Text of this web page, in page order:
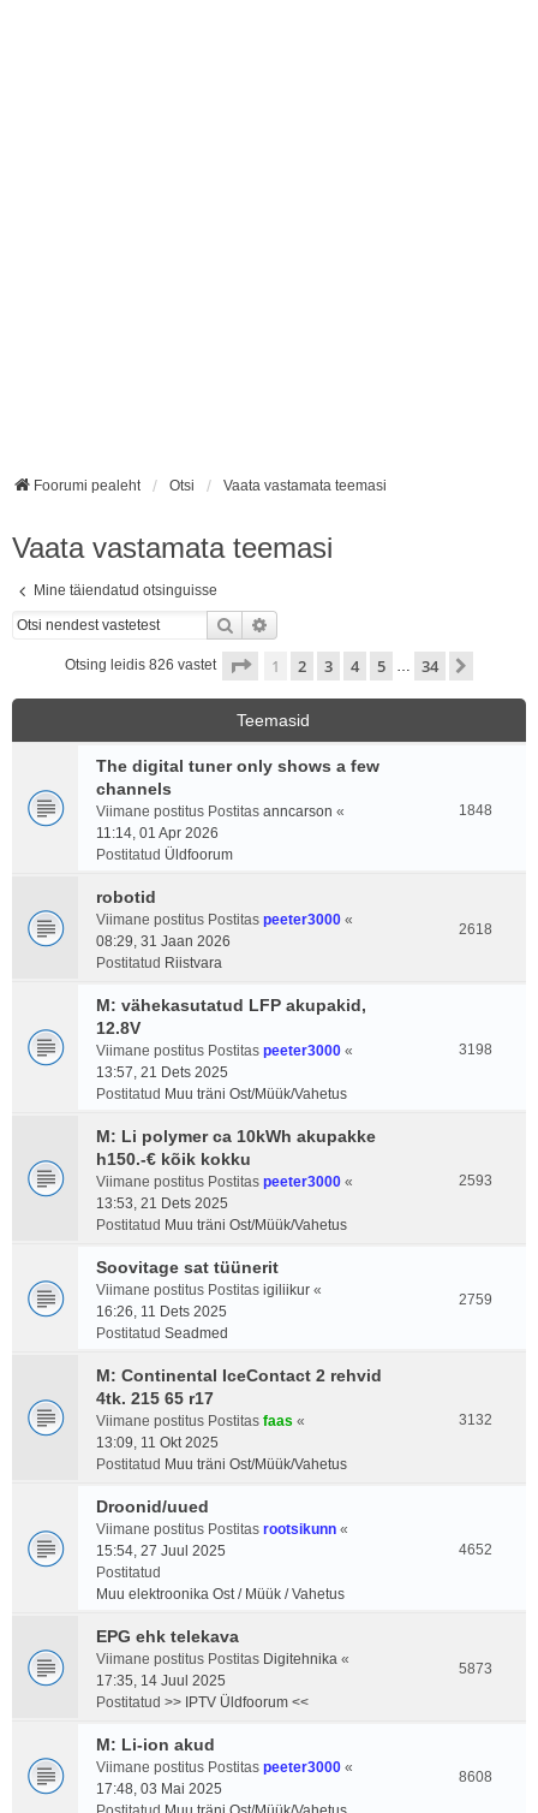
Foorumi pealeht Otsi Vaata vastamata teemasi
Vaata vastamata teemasi
Mine täiendatud otsinguisse
Otsi
Otsing leidis 826 vastet . leht34 -st
1 2 3 4 5 … 34
Teemasid
The digital tuner only shows a few
channels
Viimane postitus Postitas anncarson «
11:14, 01 Apr 2026
Postitatud Üldfoorum
1848
robotid
Viimane postitus Postitas peeter3000 «
08:29, 31 Jaan 2026
Postitatud Riistvara
2618
M: vähekasutatud LFP akupakid,
12.8V
Viimane postitus Postitas peeter3000 «
13:57, 21 Dets 2025
Postitatud Muu träni Ost/Müük/Vahetus
3198
M: Li polymer ca 10kWh akupakke
h150.-€ kõik kokku
Viimane postitus Postitas peeter3000 «
13:53, 21 Dets 2025
Postitatud Muu träni Ost/Müük/Vahetus
2593
Soovitage sat tüünerit
Viimane postitus Postitas igiliikur «
16:26, 11 Dets 2025
Postitatud Seadmed
2759
M: Continental IceContact 2 rehvid
4tk. 215 65 r17
Viimane postitus Postitas faas «
13:09, 11 Okt 2025
Postitatud Muu träni Ost/Müük/Vahetus
3132
Droonid/uued
Viimane postitus Postitas rootsikunn «
15:54, 27 Juul 2025
Postitatud
Muu elektroonika Ost / Müük / Vahetus
4652
EPG ehk telekava
Viimane postitus Postitas Digitehnika «
17:35, 14 Juul 2025
Postitatud >> IPTV Üldfoorum <<
5873
M: Li-ion akud
Viimane postitus Postitas peeter3000 «
17:48, 03 Mai 2025
8608